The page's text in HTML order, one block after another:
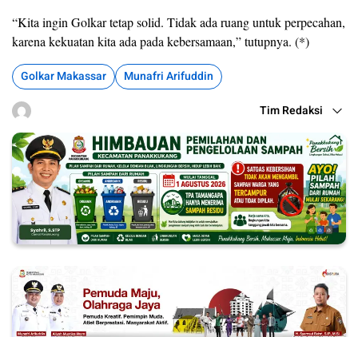
“Kita ingin Golkar tetap solid. Tidak ada ruang untuk perpecahan,
karena kekuatan kita ada pada kebersamaan,” tutupnya. (*)
Golkar Makassar Munafri Arifuddin
Tim Redaksi